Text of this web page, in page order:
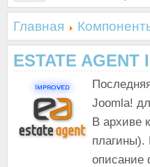
Главная
ESTATE AGENT
Joomla!
В архиве
плагины).
описание